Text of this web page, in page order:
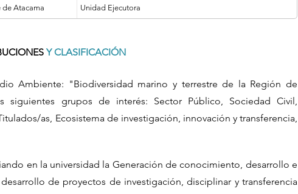
de Atacama Unidad Ejecutora
Y CLASIFICACIÓN
Ambiente: "Biodiversidad marino y terrestre de la Región de
siguientes grupos de interés: Sector Público, Sociedad Civil,
as, Ecosistema de investigación, innovación y transferencia,
en la universidad la Generación de conocimiento, desarrollo e
de proyectos de investigación, disciplinar y transferencia